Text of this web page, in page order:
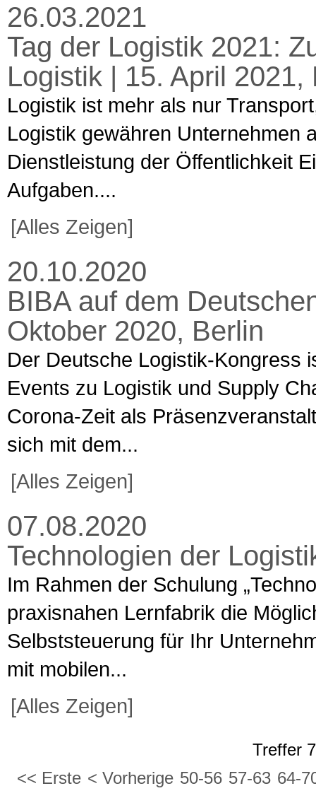
26.03.2021
Tag der Logistik 2021:
Logistik | 15. April 2021,
Logistik ist mehr als nur
Logistik gewähren Unternehmen
Dienstleistung der Öffentlichkeit
Aufgaben....
[Alles Zeigen]
20.10.2020
BIBA auf dem
Oktober 2020, Berlin
Der Deutsche Logistik-Kongress
Events zu Logistik und Supply
Corona-Zeit als
sich mit dem...
[Alles Zeigen]
07.08.2020
Technologien der
Im Rahmen der Schulung
praxisnahen Lernfabrik die
Selbststeuerung für Ihr
mit mobilen...
[Alles Zeigen]
Treffer
<< Erste < Vorherige 50-56 57-63 64-